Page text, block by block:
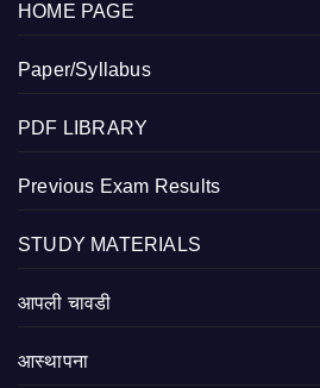
HOME PAGE
Paper/Syllabus
PDF LIBRARY
Previous Exam Results
STUDY MATERIALS
आपली चावडी
आस्थापना